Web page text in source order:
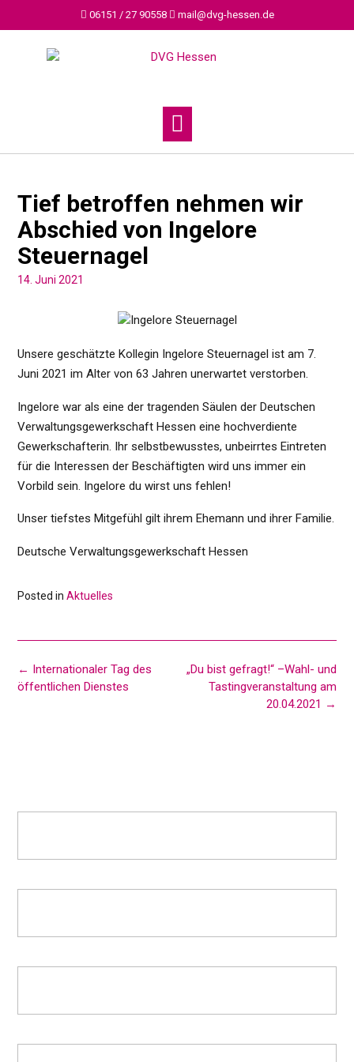
06151 / 27 90558 mail@dvg-hessen.de
Tief betroffen nehmen wir
Abschied von Ingelore
Steuernagel
14. Juni 2021
Unsere geschätzte Kollegin Ingelore Steuernagel ist am 7.
Juni 2021 im Alter von 63 Jahren unerwartet verstorben.
Ingelore war als eine der tragenden Säulen der Deutschen
Verwaltungsgewerkschaft Hessen eine hochverdiente
Gewerkschafterin. Ihr selbstbewusstes, unbeirrtes Eintreten
für die Interessen der Beschäftigten wird uns immer ein
Vorbild sein. Ingelore du wirst uns fehlen!
Unser tiefstes Mitgefühl gilt ihrem Ehemann und ihrer Familie.
Deutsche Verwaltungsgewerkschaft Hessen
Posted in Aktuelles
Post
navigation
„Du bist gefragt!“ –Wahl- und
Tastingveranstaltung am
20.04.2021 →
← Internationaler Tag des
öffentlichen Dienstes